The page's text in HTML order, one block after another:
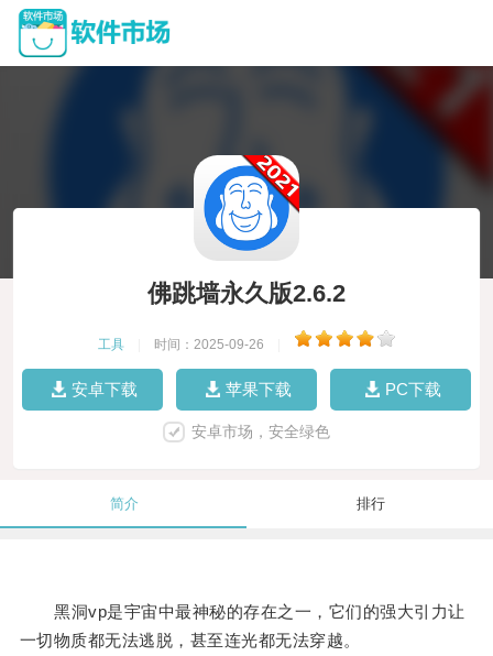
佛跳墙永久版2.6.2
工具 时间：2025-09-26
安卓下载 苹果下载 PC下载
安卓市场，安全绿色
简介 排行
黑洞vp是宇宙中最神秘的存在之一，它们的强大引力让
一切物质都无法逃脱，甚至连光都无法穿越。